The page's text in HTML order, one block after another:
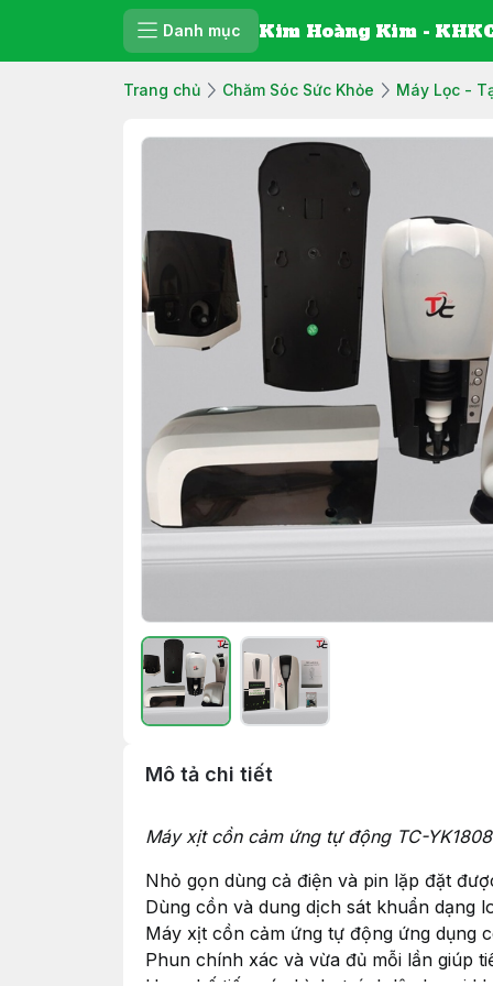
Danh mục Kim Hoàng Kim -
Trang chủ Chăm Sóc Sức Khỏe Máy Lọc -
Mô tả chi tiết
Máy xịt cồn cảm ứng tự động TC-
Nhỏ gọn dùng cả điện và pin lặp đặt
Dùng cồn và dung dịch sát khuẩn dạng
Máy xịt cồn cảm ứng tự động ứng dụng
Phun chính xác và vừa đủ mỗi lần giúp